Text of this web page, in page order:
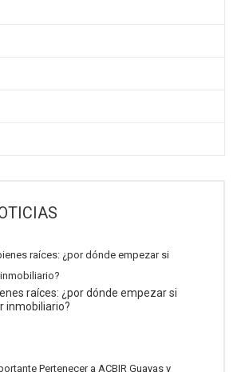
raíces: ¿por dónde empezar si
inmobiliario?